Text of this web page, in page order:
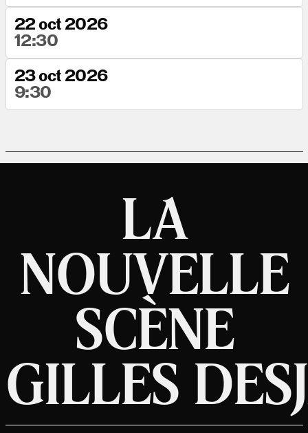
22 oct 2026
12:30
23 oct 2026
9:30
LA
NOUVELLE
SCÈNE
GILLES